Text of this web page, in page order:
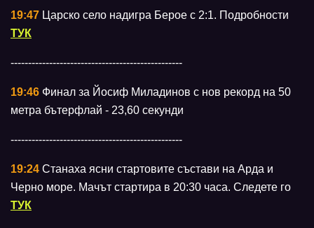
19:47 Царско село надигра Берое с 2:1. Подробности
ТУК
-------------------------------------------------
19:46 Финал за Йосиф Миладинов с нов рекорд на 50
метра бътерфлай - 23,60 секунди
-------------------------------------------------
19:24 Станаха ясни стартовите състави на Арда и
Черно море. Мачът стартира в 20:30 часа. Следете го
ТУК